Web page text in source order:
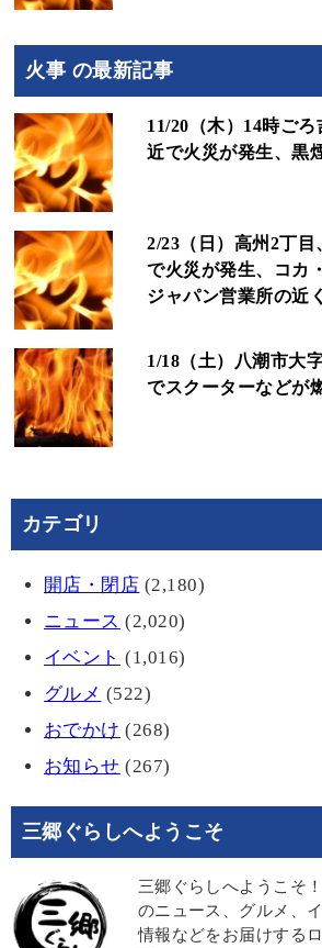
火事 の最新記事
11/20（木）14時ご
近で火災が発生、黒
2/23（日）高州2丁目
で火災が発生、コカ
ジャパン営業所の近く
1/18（土）八潮市大
でスクーターなどが
カテゴリ
開店・閉店 (2,180)
ニュース (2,020)
イベント (1,016)
グルメ (522)
おでかけ (268)
お知らせ (267)
三郷ぐらしへようこそ
三郷ぐらしへようこそ
のニュース、グルメ、
情報などをお届けする